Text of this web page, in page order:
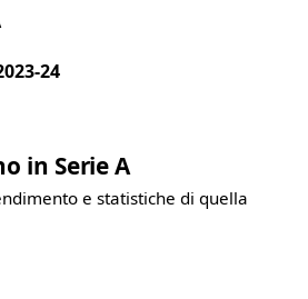
24
in Serie A
e statistiche di quella